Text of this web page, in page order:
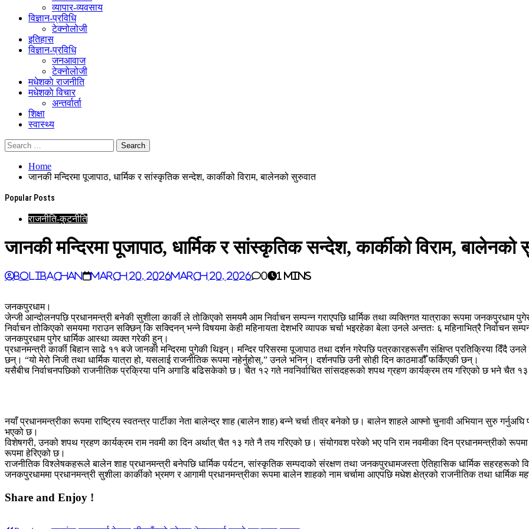
व्यापार-व्यवसाय
विज्ञान-प्रविधि
टेक्नोलोजी
इतिहास
विज्ञान-प्रविधि
जनआवाज
टेक्नोलोजी
मधेशकाे राजनीति
मधेशकाे विचार
अन्तर्वार्ता
शिक्षा
स्वास्थ्य
Home
जानकी मन्दिरमा पूजापाठ, धार्मिक र सांस्कृतिक सन्देश, कार्कीको विराम, बालेनको सुरुवात
Popular Posts
राजनीति-कुटनीति
जानकी मन्दिरमा पूजापाठ, धार्मिक र सांस्कृतिक सन्देश, कार्कीको विराम, बालेनको
BoliBachan March 20, 2026March 20, 2026 0 1 mins
जनकपुरधाम।
जेन्जी आन्दोलनपछि प्रधानमन्त्री बनेकी सुशीला कार्की ले तोकिएको समयमै आम निर्वाचन सम्पन्न गराएपछि धार्मिक तथा व्यक्तिगत यात्राका रूपमा जनकपुरधाम
निर्वाचन तोकिएको समयमा गराउन सक्छिन् कि सक्दिनन् भन्ने विषयमा केही महिनायता देशभरि व्यापक चर्चा भइरहेका बेला उनले अन्ततः ६ महिनाभित्रै निर्वाचन
जनकपुरधाम पुगेर धार्मिक आस्था व्यक्त गरेकी हुन्।
प्रधानमन्त्री कार्की बिहान साढे ११ बजे जानकी मन्दिरमा पुगेकी थिइन्। मन्दिर परिसरमा पूजापाठ तथा दर्शन गरेपछि पत्रकारहरूसँग संक्षिप्त प्रतिक्रिया दिँदै
छन्। “यो मेरो निजी तथा धार्मिक यात्रा हो, यसलाई राजनीतिक रूपमा नहेर्नुहोस्,” उनले भनिन्। दर्शनपछि उनी सोही दिन काठमाडौँ फर्किएकी छन्।
यसैबीच निर्वाचनपछिको राजनीतिक प्रक्रिया पनि अगाडि बढिसकेको छ। चैत १२ गते नवनिर्वाचित सांसदहरूको शपथ ग्रहण कार्यक्रम तय गरिएको छ भने चैत १३
नयाँ प्रधानमन्त्रीका रूपमा राष्ट्रिय स्वतन्त्र पार्टीका नेता बालेन्द्र शाह (बालेन शाह) बन्ने चर्चा तीव्र बनेको छ। बालेन शाहले आफ्नो चुनावी अभियान सुरु
भएको छ।
विशेषगरी, उनको शपथ ग्रहण कार्यक्रम राम नवमी का दिन अर्थात् चैत १३ गते नै तय गरिएको छ। संयोगवश परेको भए पनि राम नवमीका दिन प्रधानमन्त्रीको
रूपमा हेरिएको छ।
राजनीतिक विश्लेषकहरूले बालेन शाह प्रधानमन्त्री बनेपछि धार्मिक पर्यटन, सांस्कृतिक सम्पदाको संरक्षण तथा जनकपुरधामजस्ता ऐतिहासिक धार्मिक सहरहरूको
जनकपुरधाममा प्रधानमन्त्री सुशीला कार्कीको भ्रमण र आगामी प्रधानमन्त्रीका रूपमा बालेन शाहको नाम चर्चामा आएपछि मधेश क्षेत्रको राजनीतिक तथा धार्मिक
Share and Enjoy !